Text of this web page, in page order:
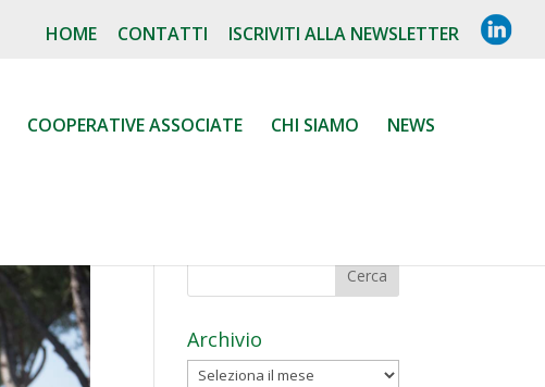
HOME CONTATTI ISCRIVITI ALLA NEWSLETTER
L
I
COOPERATIVE ASSOCIATE CHI SIAMO NEWS
Archivio
Archivio